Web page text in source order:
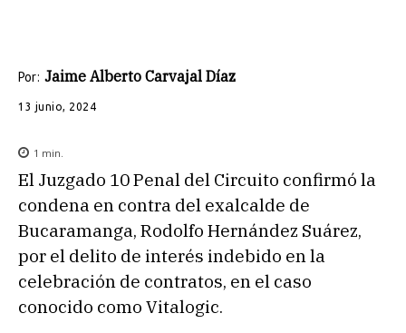
Por: Jaime Alberto Carvajal Díaz
13 junio, 2024
1 min.
El Juzgado 10 Penal del Circuito confirmó la
condena en contra del exalcalde de
Bucaramanga, Rodolfo Hernández Suárez,
por el delito de interés indebido en la
celebración de contratos, en el caso
conocido como Vitalogic.